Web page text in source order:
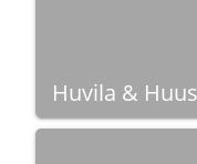
Huvila &